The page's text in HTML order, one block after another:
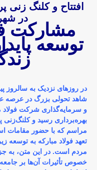
افتتاح و کلنگ
در
مشارکت
توسعه
در روزهای نزدیک به سالروز
شاهد تحولی بزرگ در عرصه
و سرمایه‌گذاری شرکت فولاد
بهره‌برداری رسید و کلنگ‌زنی
مراسم که با حضور مقامات
تعهد فولاد مبارکه به توسعه
مردم است. در این متن، به
خصوص تأثیرات آن‌ها بر